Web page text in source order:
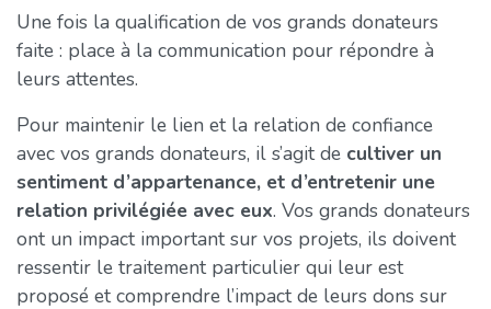
Une fois la qualification de vos grands donateurs
faite : place à la communication pour répondre à
leurs attentes.
Pour maintenir le lien et la relation de confiance
avec vos grands donateurs, il s’agit de cultiver un
sentiment d’appartenance, et d’entretenir une
relation privilégiée avec eux. Vos grands donateurs
ont un impact important sur vos projets, ils doivent
ressentir le traitement particulier qui leur est
proposé et comprendre l’impact de leurs dons sur